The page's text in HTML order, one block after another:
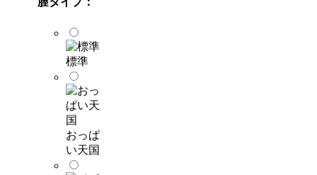
標準
おっぱ
い天国